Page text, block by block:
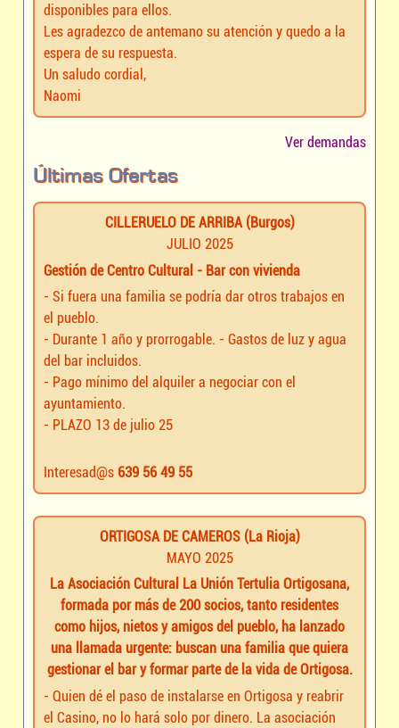
disponibles para ellos.
Les agradezco de antemano su atención y quedo a la
espera de su respuesta.
Un saludo cordial,
Naomi
Ver demandas
Últimas Ofertas
CILLERUELO DE ARRIBA (Burgos)
JULIO 2025
Gestión de Centro Cultural - Bar con vivienda
- Si fuera una familia se podría dar otros trabajos en
el pueblo.
- Durante 1 año y prorrogable. - Gastos de luz y agua
del bar incluidos.
- Pago mínimo del alquiler a negociar con el
ayuntamiento.
- PLAZO 13 de julio 25
Interesad@s 639 56 49 55
ORTIGOSA DE CAMEROS (La Rioja)
MAYO 2025
La Asociación Cultural La Unión Tertulia Ortigosana,
formada por más de 200 socios, tanto residentes
como hijos, nietos y amigos del pueblo, ha lanzado
una llamada urgente: buscan una familia que quiera
gestionar el bar y formar parte de la vida de Ortigosa.
- Quien dé el paso de instalarse en Ortigosa y reabrir
el Casino, no lo hará solo por dinero. La asociación